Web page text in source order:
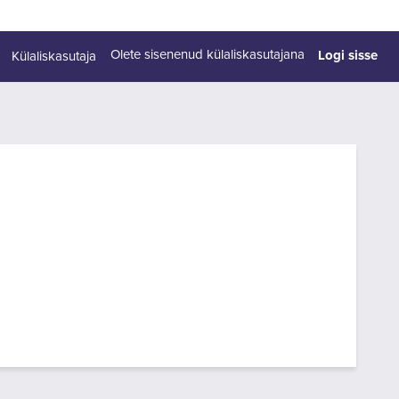
Külaliskasutaja Olete sisenenud külaliskasutajana Logi sisse